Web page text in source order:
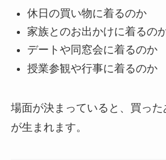
休日の買い物に着るのか
家族とのお出かけに着るの
デートや同窓会に着るのか
授業参観や行事に着るのか
場面が決まっていると、買っ
が生まれます。